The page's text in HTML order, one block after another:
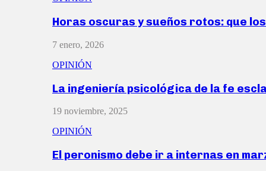
Horas oscuras y sueños rotos: que
7 enero, 2026
OPINIÓN
La ingeniería psicológica de la fe
19 noviembre, 2025
OPINIÓN
El peronismo debe ir a internas en